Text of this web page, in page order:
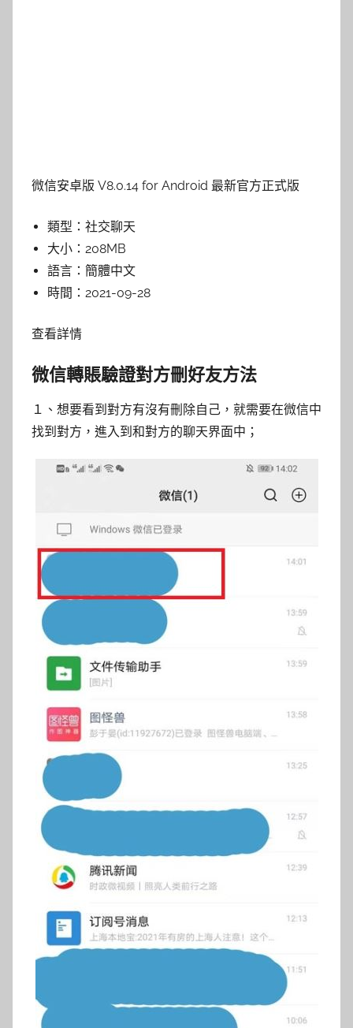
微信安卓版 V8.0.14 for Android 最新官方正式版
類型： 社交聊天
大小： 208MB
語言： 簡體中文
時間： 2021-09-28
查看詳情
微信轉賬驗證對方刪好友方法
１、想要看到對方有沒有刪除自己，就需要在微信中
找到對方，進入到和對方的聊天界面中；